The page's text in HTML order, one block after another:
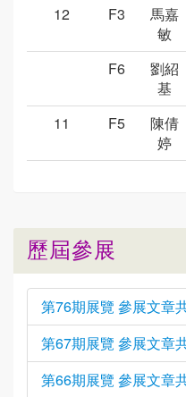
12 F3
馬嘉
敏
F6
劉紹
基
11 F5
陳倩
婷
歷屆參展
第76期展覽 參展文章
第67期展覽 參展文章
第66期展覽 參展文章